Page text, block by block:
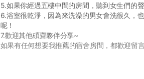
5.如果你經過五樓中間的房間，聽到女生們的
6.浴室很乾淨，因為來洗澡的男女會洗很久，
呢！
7.歡迎其他碩齋夥伴分享~
如果有任何想要我推薦的宿舍房間，都歡迎留